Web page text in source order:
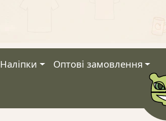
Наліпки Оптові замовлення